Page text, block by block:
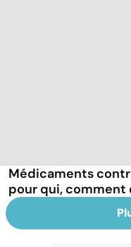
Médicaments
pour qui, comment